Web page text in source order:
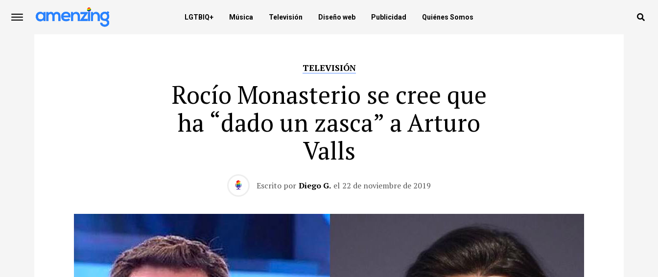
LGTBIQ+ Música Televisión Diseño web Publicidad Quiénes Somos
TELEVISIÓN
Rocío Monasterio se cree que
ha “dado un zasca” a Arturo
Valls
Escrito por Diego G. el 22 de noviembre de 2019